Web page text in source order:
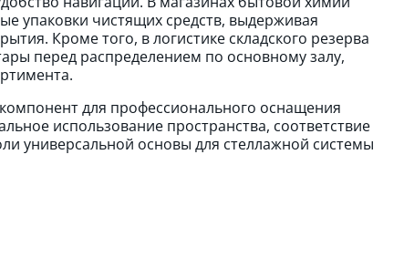
упаковки чистящих средств, выдерживая
Кроме того, в логистике складского резерва
перед распределением по основному залу,
для профессионального оснащения
использование пространства, соответствие
универсальной основы для стеллажной системы